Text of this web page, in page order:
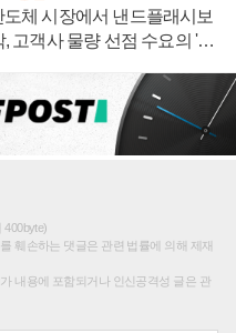
체 시장에서 낸드플래시보
고객사 물량 선점 수요의 '우
400byte)
훼손하는 댓글은 관련 법률에 의해 제재
내용에 포함되거나 인신공격성 글은 관